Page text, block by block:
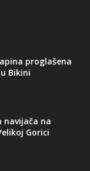
proglašena
Bikini
navijača na
Gorici